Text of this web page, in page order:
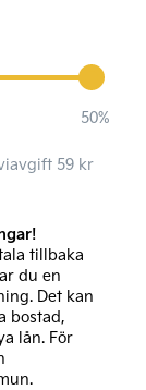
50%
59 kr
tillbaka
du en
Det kan
bostad,
lån. För